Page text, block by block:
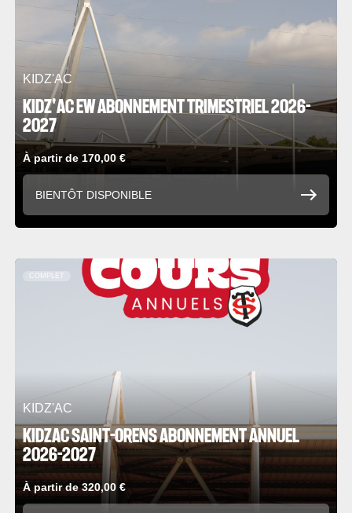
KIDZ'AC
KIDZ'AC EW ABONNEMENT TRIMESTRIEL 2026-
2027
À partir de 170,00 €
BIENTÔT DISPONIBLE
COMPLET
KIDZ'AC
KIDZAC SAINT-ORENS ABONNEMENT ANNUEL
2026-2027
À partir de 320,00 €